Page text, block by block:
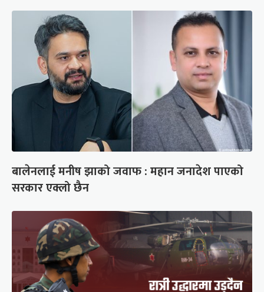
बालेनलाई मनीष झाको जवाफ : महान जनादेश पाएको
सरकार एक्लो छैन